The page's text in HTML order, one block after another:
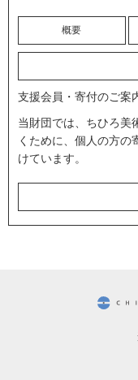
概要
支援会員・寄付のご案
当財団では、ちひろ美
くために、個人の方
けています。